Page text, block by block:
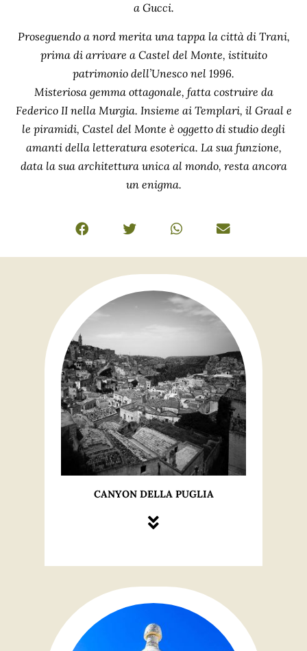
a Gucci.
Proseguendo a nord merita una tappa la città di Trani,
prima di arrivare a Castel del Monte, istituito
patrimonio dell’Unesco nel 1996.
Misteriosa gemma ottagonale, fatta costruire da
Federico II nella Murgia. Insieme ai Templari, il Graal e
le piramidi, Castel del Monte è oggetto di studio degli
amanti della letteratura esoterica. La sua funzione,
data la sua architettura unica al mondo, resta ancora
un enigma.
CANYON DELLA PUGLIA